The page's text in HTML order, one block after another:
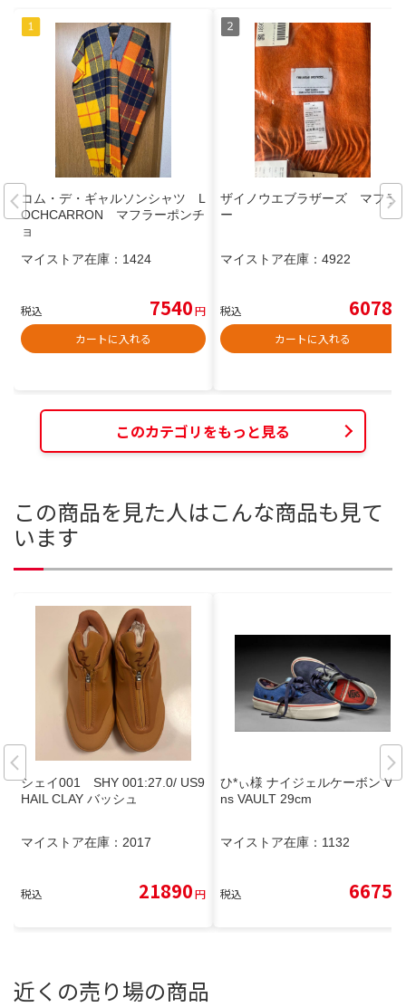
コム・デ・ギャルソンシャツ L
OCHCARRON マフラーポンチ
ョ
マイストア在庫： 1424
税込 7540円
カートに入れる
ザイノウエブラザーズ マフラ
ー
マイストア在庫： 4922
税込 6078
カートに入れる
このカテゴリをもっと見る
この商品を見た人はこんな商品も見て
います
シェイ001 SHY 001:27.0/ US9
HAIL CLAY バッシュ
マイストア在庫： 2017
税込 21890円
ひ*ぃ様 ナイジェルケーボン Va
ns VAULT 29cm
マイストア在庫： 1132
税込 6675
近くの売り場の商品